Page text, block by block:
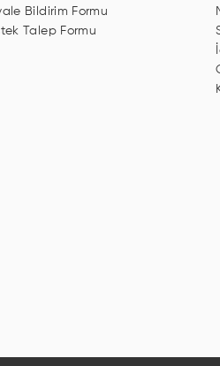
Bildirim Formu
Talep Formu